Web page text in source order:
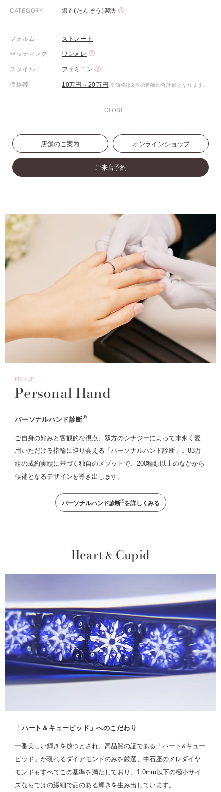
CATEGORY 鍛造(たんぞう)製法
フォルム ストレート
セッティング ワンメレ
スタイル フェミニン
価格帯 10万円～20万円 ※価格は2本の指輪の合計額となります。
CLOSE
店舗のご案内 オンラインショップ
ご来店予約
PICKUP
Personal Hand
パーソナルハンド診断®
ご自身の好みと客観的な視点、双方のシナジーによって末永く愛
用いただける指輪に巡り会える「パーソナルハンド診断」。83万
組の成約実績に基づく独自のメゾットで、200種類以上のなかから
候補となるデザインを導き出します。
パーソナルハンド診断®を詳しくみる
Heart& Cupid
「ハート＆キューピッド」へのこだわり
一番美しい輝きを放つとされ、高品質の証である「ハート&キュー
ピッド」が現れるダイアモンドのみを厳選、中石座のメレダイヤ
モンドもすべてこの基準を満たしており、1.0mm以下の極小サイ
ズならではの繊細で品のある輝きを生み出しています。